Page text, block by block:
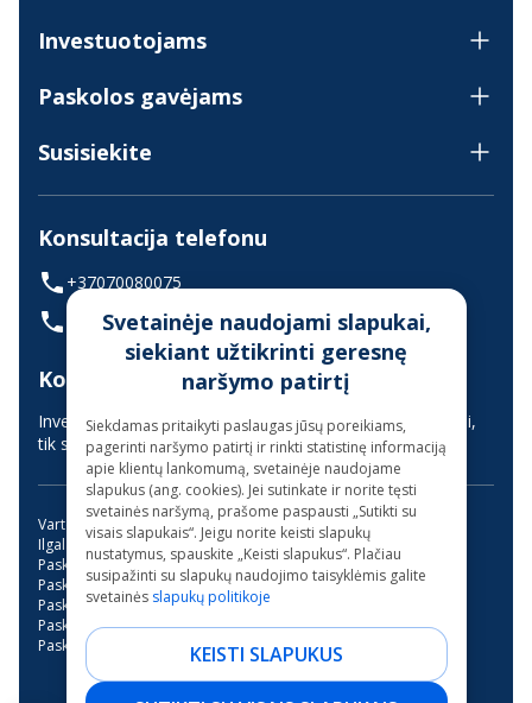
Investuotojams
Paskolos gavėjams
Susisiekite
Konsultacija telefonu
+37070080075
(skambinant iš užsienio +37068700300)
Konsultavimas gyvai
Investuotojų aptarnavimas vyksta nuotoliniu būdu (gyvai,
tik suderinus laiką iš anksto)
Vartojimo paskola
Kreditas internetu
Ilgalaikės paskolos be užstato
Mini paskola internetu
Paskola su bendraskoliu
Kreditai
Greitas kreditas
Paskola su verslo liudijimu
Paskola studijoms
Paskola be pabrangimo
Trumpalaikė paskola
Paskola garažo įsirengimui
Paskola dantų gydymui
Paskola motociklui
Paskolos be banko
Svetainėje naudojami slapukai,
siekiant užtikrinti geresnę
naršymo patirtį
Siekdamas pritaikyti paslaugas jūsų poreikiams,
pagerinti naršymo patirtį ir rinkti statistinę informaciją
apie klientų lankomumą, svetainėje naudojame
slapukus (ang. cookies). Jei sutinkate ir norite tęsti
svetainės naršymą, prašome paspausti „Sutikti su
visais slapukais“. Jeigu norite keisti slapukų
nustatymus, spauskite „Keisti slapukus“. Plačiau
susipažinti su slapukų naudojimo taisyklėmis galite
svetainės slapukų politikoje
KEISTI SLAPUKUS